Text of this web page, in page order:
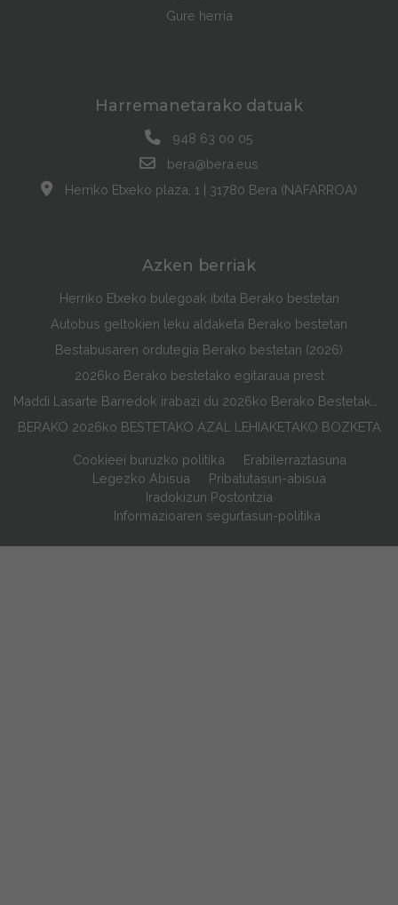
Gure herria
Harremanetarako datuak
948 63 00 05
bera@bera.eus
Herriko Etxeko plaza, 1 | 31780 Bera (NAFARROA)
Azken berriak
Herriko Etxeko bulegoak itxita Berako bestetan
Autobus geltokien leku aldaketa Berako bestetan
Bestabusaren ordutegia Berako bestetan (2026)
2026ko Berako bestetako egitaraua prest
BERAKO 2026ko BESTETAKO AZAL LEHIAKETAKO BOZKETA
Cookieei buruzko politika
Erabilerraztasuna
Legezko Abisua
Pribatutasun-abisua
Iradokizun Postontzia
Informazioaren segurtasun-politika